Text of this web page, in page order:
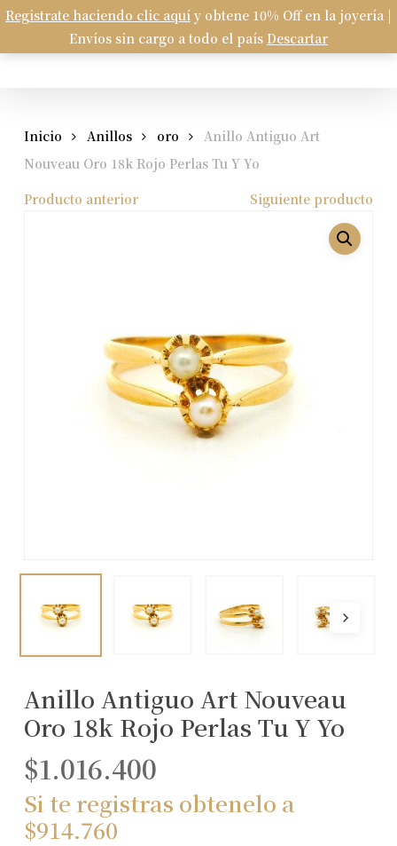
Registrate haciendo clic aquí y obtene 10% Off en la joyería |
Envíos sin cargo a todo el país Descartar
Skip
main
search
Carrito Cart
Inicio Anillos oro
Anillo Antiguo Art
Nouveau Oro 18k Rojo Perlas Tu Y Yo
Producto anterior
Siguiente producto
Anillo Antiguo Art Nouveau
Oro 18k Rojo Perlas Tu Y Yo
$1.016.400
Si te registras obtenelo a
$914.760